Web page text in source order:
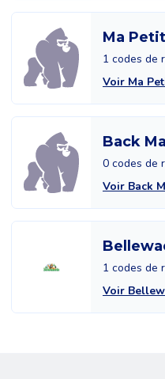
Ma
1 codes de
Voir Ma
Back
0 codes de
Voir Back
1 codes de
Voir